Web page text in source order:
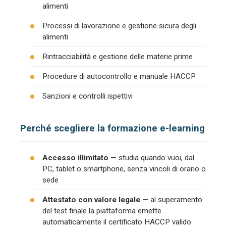
alimenti
Processi di lavorazione e gestione sicura degli
alimenti
Rintracciabilità e gestione delle materie prime
Procedure di autocontrollo e manuale HACCP
Sanzioni e controlli ispettivi
Perché scegliere la formazione e-learning
Accesso illimitato — studia quando vuoi, dal
PC, tablet o smartphone, senza vincoli di orario o
sede
Attestato con valore legale — al superamento
del test finale la piattaforma emette
automaticamente il certificato HACCP valido